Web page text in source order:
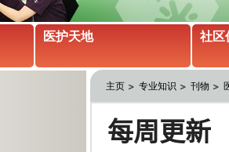
医护天地 社区
主页 专业知识 刊物